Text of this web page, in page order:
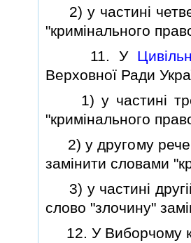
2) у частинi
"кримiнального
11. У
Верховної Ради
1) у частинi
"кримiнального
2) у другому
замiнити словами
3) у частинi другiй
слово "злочину"
12. У Виборчому